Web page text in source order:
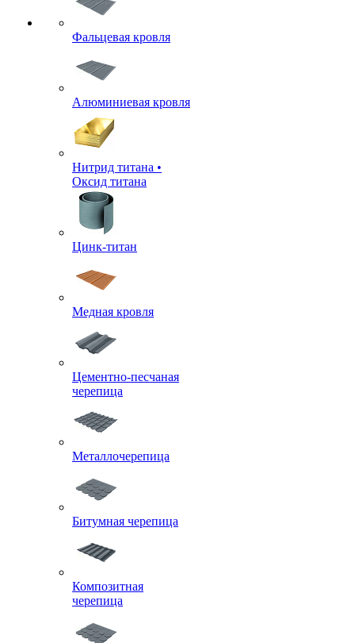
Фальцевая кровля
Алюминиевая кровля
Нитрид титана •
Оксид титана
Цинк-титан
Медная кровля
Цементно-песчаная
черепица
Металлочерепица
Битумная черепица
Композитная
черепица